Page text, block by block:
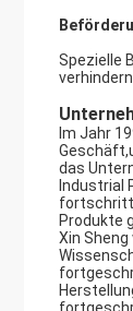
Spezielle
verhindern.
Im Jahr
das
Industrial
Produkte
Xin